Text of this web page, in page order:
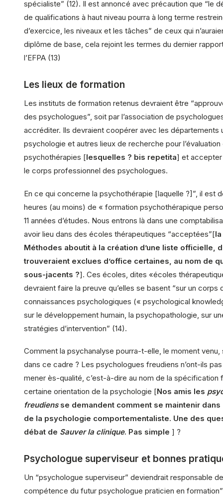
spécialiste” (12). Il est annoncé avec précaution que “le
de qualifications à haut niveau pourra à long terme
d’exercice, les niveaux et les tâches” de ceux qui
diplôme de base, cela rejoint les termes du dernier
l’EFPA (13)
Les lieux de formation
Les instituts de formation retenus devraient être
des psychologues”, soit par l’association de
accréditer. Ils devraient coopérer avec les départements
psychologie et autres lieux de recherche pour l’évaluation
psychothérapies [lesquelles ? bis repetita] et
le corps professionnel des psychologues.
En ce qui concerne la psychothérapie [laquelle ?]”, il est
heures (au moins) de « formation psychothérapique
11 années d’études. Nous entrons là dans une
avoir lieu dans des écoles thérapeutiques “acceptées”[
Méthodes aboutit à la création d’une liste officielle,
trouveraient exclues d’office certaines, au nom de
sous-jacents ?]. Ces écoles, dites «écoles
devraient faire la preuve qu’elles se basent “sur un corps
connaissances psychologiques (« psychological
sur le développement humain, la psychopathologie, sur
stratégies d’intervention” (14).
Comment la psychanalyse pourra-t-elle, le moment venu,
dans ce cadre ? Les psychologues freudiens n’ont-ils
mener ès-qualité, c’est-à-dire au nom de la spécification
certaine orientation de la psychologie [Nos amis les
freudiensse demandent comment se maintenir
de la psychologie comportementaliste. Une des
débat de Sauver la clinique. Pas simple ] ?
Psychologue superviseur et bonnes
Un “psychologue superviseur” deviendrait responsable
compétence du futur psychologue praticien en